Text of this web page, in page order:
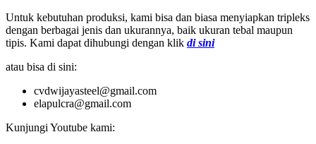
Untuk kebutuhan produksi, kami bisa dan biasa menyiapkan tripleks
dengan berbagai jenis dan ukurannya, baik ukuran tebal maupun
tipis. Kami dapat dihubungi dengan klik di sini
atau bisa di sini:
cvdwijayasteel@gmail.com
elapulcra@gmail.com
Kunjungi Youtube kami: